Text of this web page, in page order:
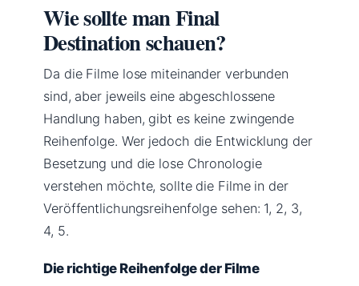
Wie sollte man Final
Destination schauen?
Da die Filme lose miteinander verbunden
sind, aber jeweils eine abgeschlossene
Handlung haben, gibt es keine zwingende
Reihenfolge. Wer jedoch die Entwicklung der
Besetzung und die lose Chronologie
verstehen möchte, sollte die Filme in der
Veröffentlichungsreihenfolge sehen: 1, 2, 3,
4, 5.
Die richtige Reihenfolge der Filme